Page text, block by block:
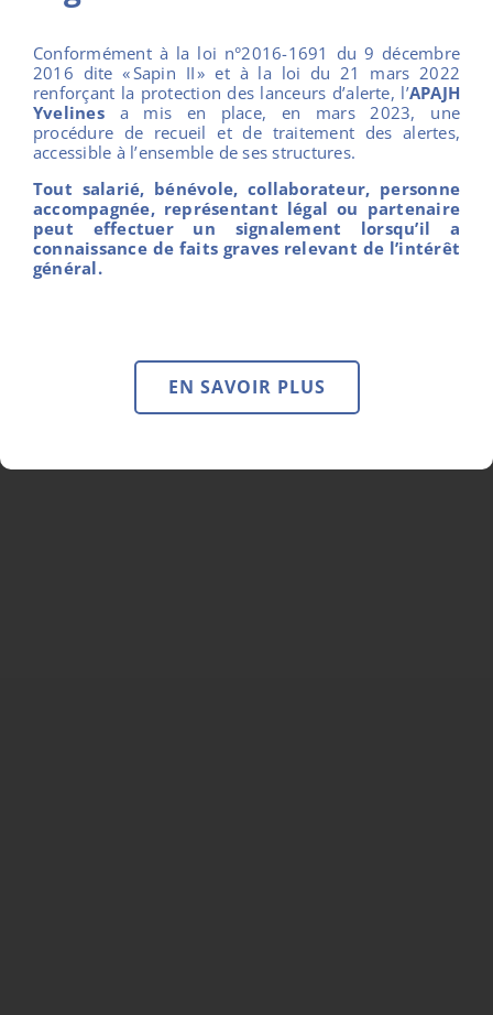
L’implantation de nos
établissements
Conformément à la loi n°2016-1691 du 9 décembre
2016 dite « Sapin II » et à la loi du 21 mars 2022
renforçant la protection des lanceurs d’alerte, l’APAJH
Yvelinesa mis en place, en mars 2023, une
procédure de recueil et de traitement des alertes,
accessible à l’ensemble de ses structures.
Tout salarié, bénévole, collaborateur, personne
accompagnée, représentant légal ou partenaire
peut effectuer un signalement lorsqu’il a
connaissance de faits graves relevant de l’intérêt
général.
EN SAVOIR PLUS